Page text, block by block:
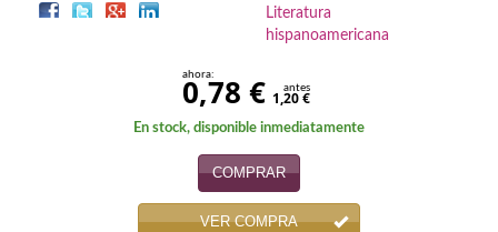
Cómic
Discos deVinilo. LP
Literatura
hispanoamericana
ahora:
0,78 € antes
1,20 €
En stock, disponible inmediatamente
COMPRAR
VER COMPRA